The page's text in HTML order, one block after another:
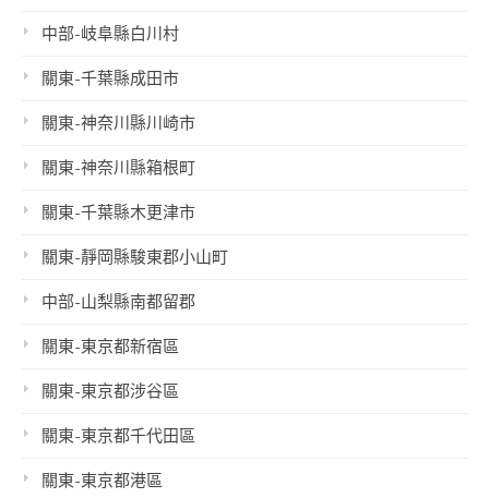
中部-岐阜縣白川村
關東-千葉縣成田市
關東-神奈川縣川崎市
關東-神奈川縣箱根町
關東-千葉縣木更津市
關東-靜岡縣駿東郡小山町
中部-山梨縣南都留郡
關東-東京都新宿區
關東-東京都涉谷區
關東-東京都千代田區
關東-東京都港區